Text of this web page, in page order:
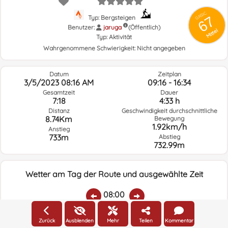
GRSIC
67
Mittel
Typ: Bergsteigen
Benutzer:
jaruga
(Öffentlich)
Typ: Aktivität
Wahrgenommene Schwierigkeit: Nicht angegeben
Datum
3/5/2023 08:16 AM
Gesamtzeit
7:18
Distanz
8.74Km
Anstieg
733m
Zeitplan
09:16 - 16:34
Dauer
4:33 h
Geschwindigkeit durchschnittliche
Bewegung
1.92km/h
Abstieg
732.99m
Wetter am Tag der Route und ausgewählte Zeit
08:00
Regen:
Durchschnittliche
Geschwindigkeit Windrichtung
Zurück Ausblenden Mehr Teilen Kommentar